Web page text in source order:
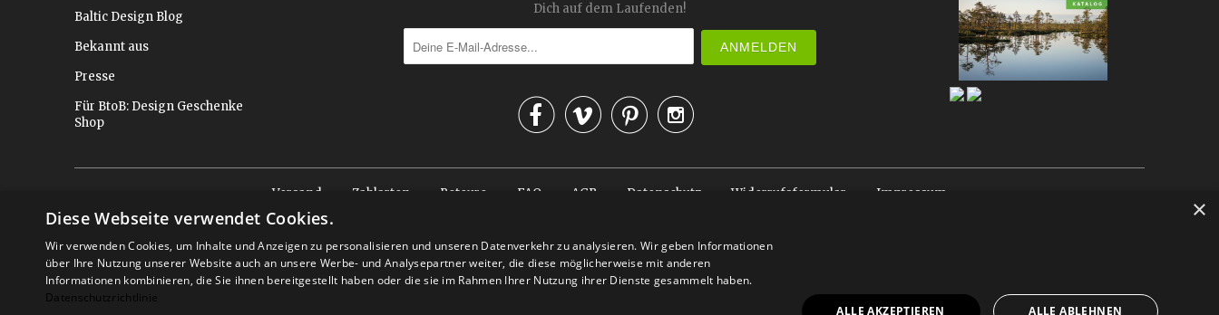
Baltic Design Blog
Bekannt aus
Presse
Für BtoB: Design Geschenke
Shop
Dich auf dem Laufenden!

Versand Zahlarten Retoure FAQ AGB Datenschutz Widerrufsformular Impressum
×
Diese Webseite verwendet Cookies.
Wir verwenden Cookies, um Inhalte und Anzeigen zu personalisieren und unseren Datenverkehr zu analysieren. Wir geben Informationen
über Ihre Nutzung unserer Website auch an unsere Werbe- und Analysepartner weiter, die diese möglicherweise mit anderen
Informationen kombinieren, die Sie ihnen bereitgestellt haben oder die sie im Rahmen Ihrer Nutzung ihrer Dienste gesammelt haben.
Datenschutzrichtlinie
ALLE AKZEPTIEREN
ALLE ABLEHNEN